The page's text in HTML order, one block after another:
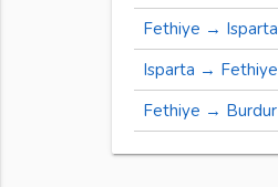
Fethiye → Isparta
Isparta → Fethiye
Fethiye → Burdur